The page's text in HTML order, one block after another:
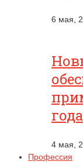
6 мая,
года
4 мая,
Профессия